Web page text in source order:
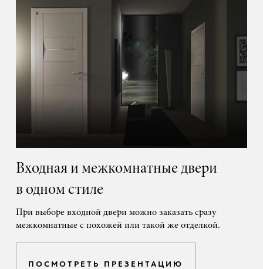
Входная и межкомнатные двери
в одном стиле
При выборе входной двери можно заказать сразу
межкомнатные с похожей или такой же отделкой.
ПОСМОТРЕТЬ ПРЕЗЕНТАЦИЮ